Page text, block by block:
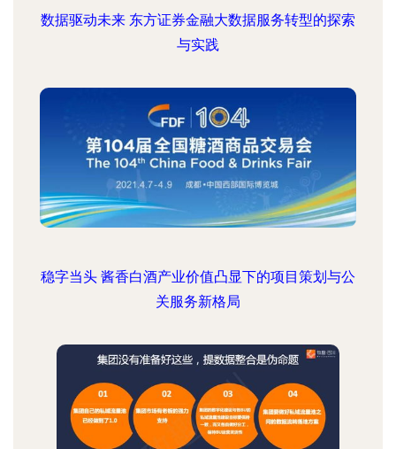
数据驱动未来 东方证券金融大数据服务转型的探索
与实践
稳字当头 酱香白酒产业价值凸显下的项目策划与公
关服务新格局